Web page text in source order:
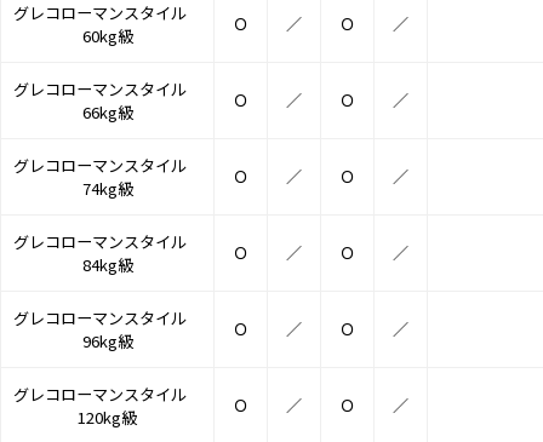
グレコローマンスタイル
60kg級
Ｏ ／ Ｏ ／
グレコローマンスタイル
66kg級
Ｏ ／ Ｏ ／
グレコローマンスタイル
74kg級
Ｏ ／ Ｏ ／
グレコローマンスタイル
84kg級
Ｏ ／ Ｏ ／
グレコローマンスタイル
96kg級
Ｏ ／ Ｏ ／
グレコローマンスタイル
120kg級
Ｏ ／ Ｏ ／